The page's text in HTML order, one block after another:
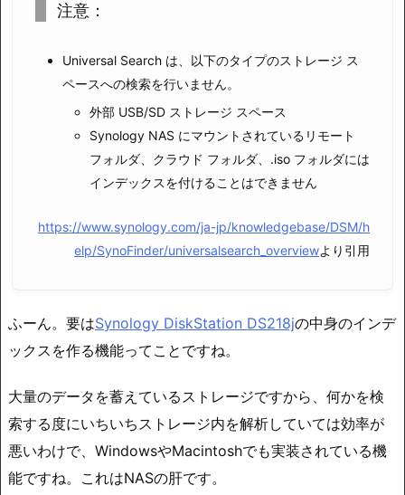
注意：
Universal Search は、以下のタイプのストレージ ス
ペースへの検索を行いません。
外部 USB/SD ストレージ スペース
Synology NAS にマウントされているリモート
フォルダ、クラウド フォルダ、.iso フォルダには
インデックスを付けることはできません
https://www.synology.com/ja-jp/knowledgebase/DSM/h
elp/SynoFinder/universalsearch_overviewより引用
ふーん。要はSynology DiskStation DS218jの中身のインデ
ックスを作る機能ってことですね。
大量のデータを蓄えているストレージですから、何かを検
索する度にいちいちストレージ内を解析していては効率が
悪いわけで、WindowsやMacintoshでも実装されている機
能ですね。これはNASの肝です。